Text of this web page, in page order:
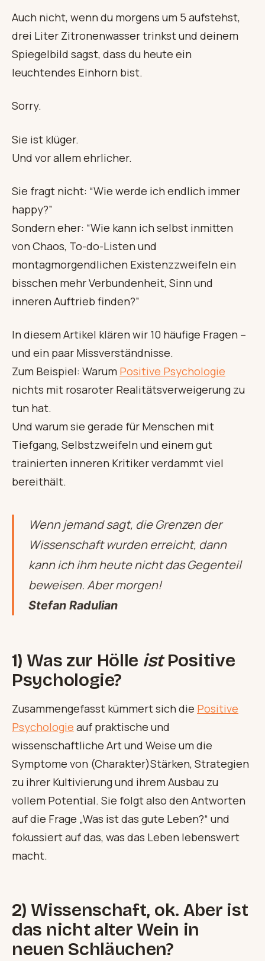
Auch nicht, wenn du morgens um 5 aufstehst,
drei Liter Zitronenwasser trinkst und deinem
Spiegelbild sagst, dass du heute ein
leuchtendes Einhorn bist.
Sorry.
Sie ist klüger.
Und vor allem ehrlicher.
Sie fragt nicht: “Wie werde ich endlich immer
happy?”
Sondern eher: “Wie kann ich selbst inmitten
von Chaos, To-do-Listen und
montagmorgendlichen Existenzzweifeln ein
bisschen mehr Verbundenheit, Sinn und
inneren Auftrieb finden?”
In diesem Artikel klären wir 10 häufige Fragen –
und ein paar Missverständnisse.
Zum Beispiel: Warum Positive Psychologie
nichts mit rosaroter Realitätsverweigerung zu
tun hat.
Und warum sie gerade für Menschen mit
Tiefgang, Selbstzweifeln und einem gut
trainierten inneren Kritiker verdammt viel
bereithält.
Wenn jemand sagt, die Grenzen der
Wissenschaft wurden erreicht, dann
kann ich ihm heute nicht das Gegenteil
beweisen. Aber morgen!
Stefan Radulian
1) Was zur Hölle ist Positive
Psychologie?
Zusammengefasst kümmert sich die Positive
Psychologie auf praktische und
wissenschaftliche Art und Weise um die
Symptome von (Charakter)Stärken, Strategien
zu ihrer Kultivierung und ihrem Ausbau zu
vollem Potential. Sie folgt also den Antworten
auf die Frage „Was ist das gute Leben?“ und
fokussiert auf das, was das Leben lebenswert
macht.
2) Wissenschaft, ok. Aber ist
das nicht alter Wein in
neuen Schläuchen?